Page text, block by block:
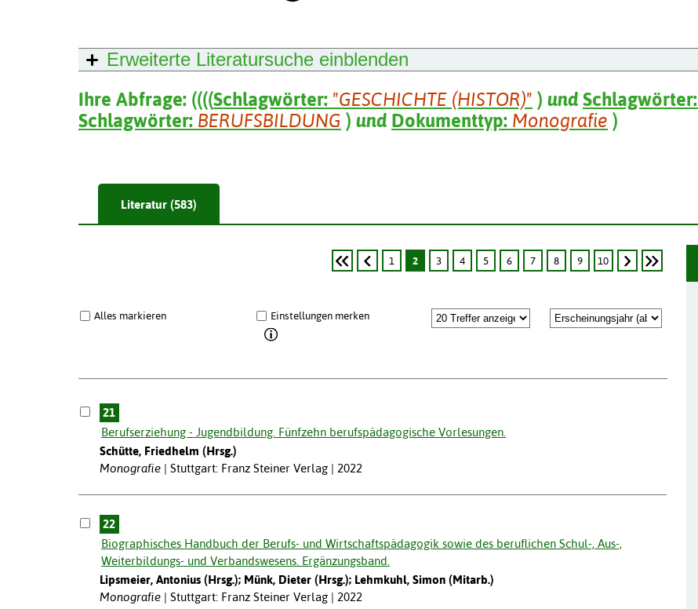
Erweiterte Literatursuche einblenden
Ihre Abfrage: ((((Schlagwörter: "GESCHICHTE (HISTOR)" ) und Schlagwörter:
Schlagwörter: BERUFSBILDUNG ) und Dokumenttyp: Monografie )
Literatur (583)
1 2 3 4 5 6 7 8 9 10
Alles markieren Einstellungen merken
21
Berufserziehung - Jugendbildung. Fünfzehn berufspädagogische Vorlesungen.
Schütte, Friedhelm (Hrsg.)
Monografie
Stuttgart: Franz Steiner Verlag | 2022
22
Biographisches Handbuch der Berufs- und Wirtschaftspädagogik sowie des beruflichen Schul-, Aus-,
Weiterbildungs- und Verbandswesens. Ergänzungsband.
Lipsmeier, Antonius (Hrsg.); Münk, Dieter (Hrsg.); Lehmkuhl, Simon (Mitarb.)
Monografie
Stuttgart: Franz Steiner Verlag | 2022